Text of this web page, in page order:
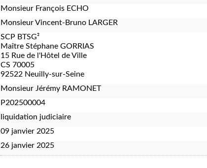
Monsieur François ECHO
Monsieur Vincent-Bruno LARGER
SCP BTSG²
Maître Stéphane GORRIAS
15 Rue de l'Hôtel de Ville
CS 70005
92522 Neuilly-sur-Seine
Monsieur Jérémy RAMONET
P202500004
liquidation judiciaire
09 janvier 2025
26 janvier 2025